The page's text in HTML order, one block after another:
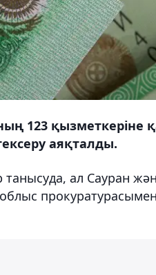
123 қызметкеріне
аяқталды.
ал Сауран
облыс